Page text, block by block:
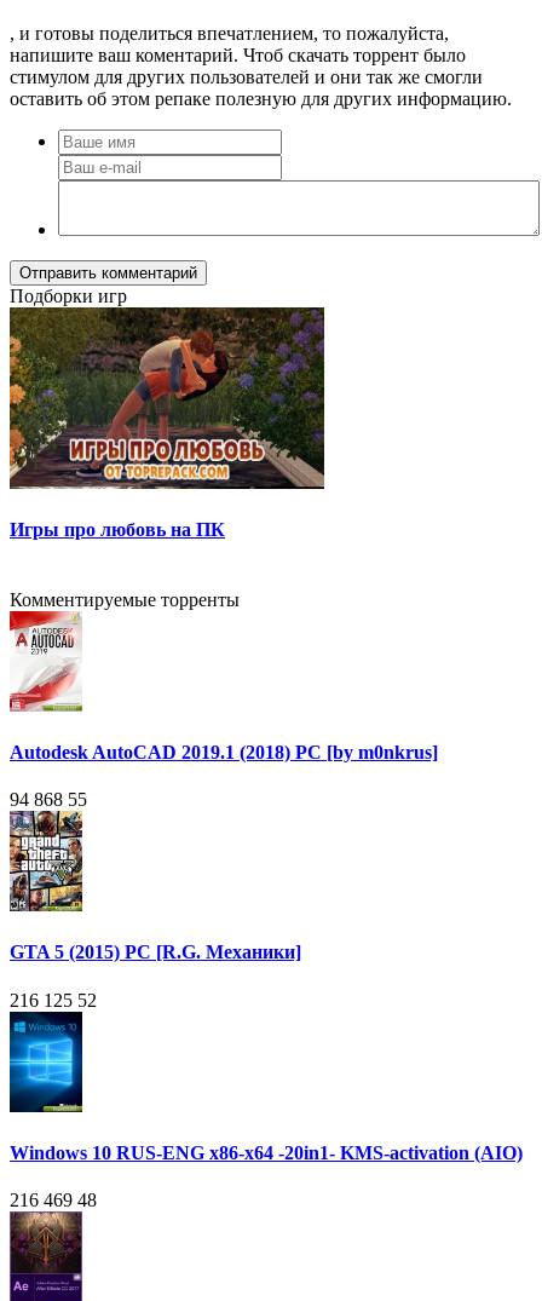
, и готовы поделиться впечатлением, то пожалуйста,
напишите ваш коментарий. Чтоб скачать торрент было
стимулом для других пользователей и они так же смогли
оставить об этом репаке полезную для других информацию.
Отправить комментарий
Подборки игр
Игры про любовь на ПК
Комментируемые торренты
Autodesk AutoCAD 2019.1 (2018) PC [by m0nkrus]
94 868 55
GTA 5 (2015) PC [R.G. Механики]
216 125 52
Windows 10 RUS-ENG x86-x64 -20in1- KMS-activation (AIO)
216 469 48